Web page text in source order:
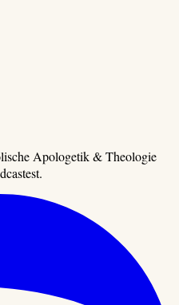
Apologetik & Theologie